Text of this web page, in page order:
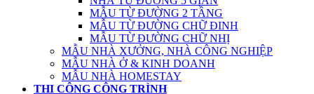
MẪU TỪ ĐƯỜNG 2 TẦNG
MẪU TỪ ĐƯỜNG CHỮ ĐINH
MẪU TỪ ĐƯỜNG CHỮ NHỊ
MẪU NHÀ XƯỞNG, NHÀ CÔNG NGHIỆP
MẪU NHÀ Ở & KINH DOANH
MẪU NHÀ HOMESTAY
THI CÔNG CÔNG TRÌNH